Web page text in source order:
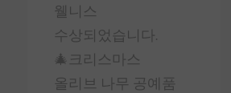
웰니스
수상되었습니다.
🎄크리스마스
올리브 나무 공예품